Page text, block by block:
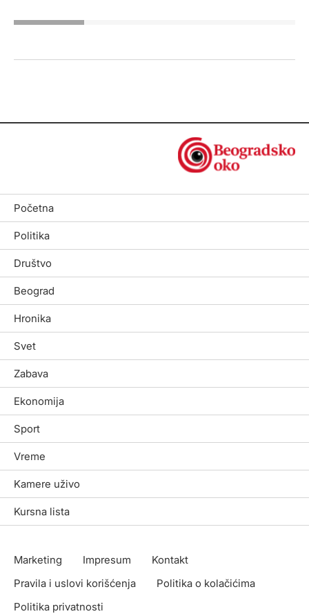
Početna
Politika
Društvo
Beograd
Hronika
Svet
Zabava
Ekonomija
Sport
Vreme
Kamere uživo
Kursna lista
Marketing Impresum
Kontakt
Pravila i uslovi korišćenja
Politika o kolačićima
Politika privatnosti